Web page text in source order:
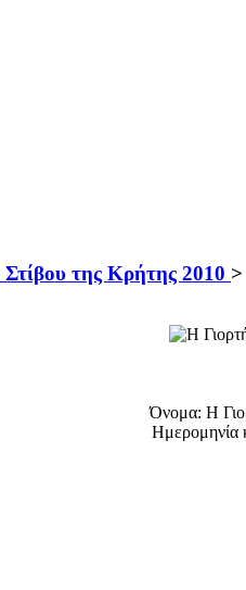
της Κρήτης 2010 >
Όνομα: Η
Ημερομηνία